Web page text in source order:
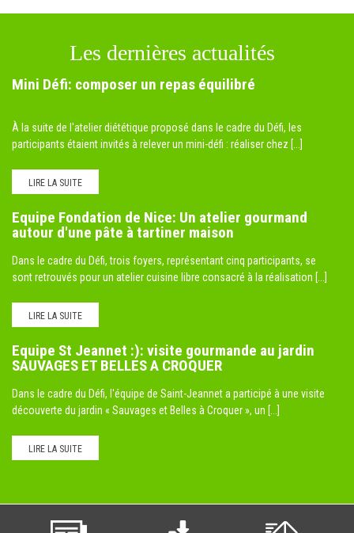
Les dernières actualités
Mini Défi: composer un repas équilibré
À la suite de l'atelier diététique proposé dans le cadre du Défi, les
participants étaient invités à relever un mini-défi : réaliser chez [...]
LIRE LA SUITE
Equipe Fondation de Nice: Un atelier gourmand
autour d'une pâte à tartiner maison
Dans le cadre du Défi, trois foyers, représentant cinq participants, se
sont retrouvés pour un atelier cuisine libre consacré à la réalisation [...]
LIRE LA SUITE
Equipe St Jeannet :): visite gourmande au jardin
SAUVAGES ET BELLES A CROQUER
Dans le cadre du Défi, l'équipe de Saint-Jeannet a participé à une visite
découverte du jardin « Sauvages et Belles à Croquer », un [...]
LIRE LA SUITE